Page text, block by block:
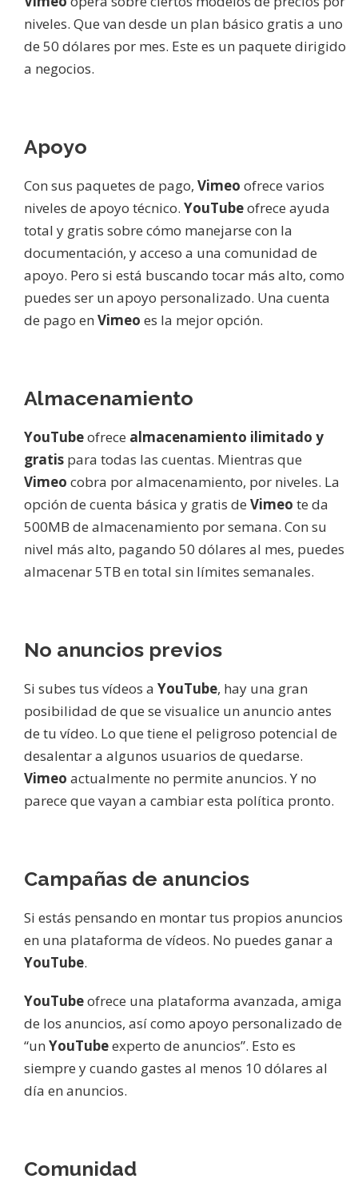
niveles. Que van desde un plan básico gratis a uno
de 50 dólares por mes. Este es un paquete dirigido
a negocios.
Apoyo
Con sus paquetes de pago, Vimeo ofrece varios
niveles de apoyo técnico. YouTubeofrece ayuda
total y gratis sobre cómo manejarse con la
documentación, y acceso a una comunidad de
apoyo. Pero si está buscando tocar más alto, como
puedes ser un apoyo personalizado. Una cuenta
de pago en Vimeo es la mejor opción.
Almacenamiento
YouTubeofrece almacenamiento ilimitado y
gratis para todas las cuentas. Mientras que
Vimeo cobra por almacenamiento, por niveles. La
opción de cuenta básica y gratis de Vimeo te da
500MB de almacenamiento por semana. Con su
nivel más alto, pagando 50 dólares al mes, puedes
almacenar 5TB en total sin límites semanales.
No anuncios previos
Si subes tus vídeos a YouTube, hay una gran
posibilidad de que se visualice un anuncio antes
de tu vídeo. Lo que tiene el peligroso potencial de
desalentar a algunos usuarios de quedarse.
Vimeo actualmente no permite anuncios. Y no
parece que vayan a cambiar esta política pronto.
Campañas de anuncios
Si estás pensando en montar tus propios anuncios
en una plataforma de vídeos. No puedes ganar a
YouTube.
YouTubeofrece una plataforma avanzada, amiga
de los anuncios, así como apoyo personalizado de
“un YouTubeexperto de anuncios”. Esto es
siempre y cuando gastes al menos 10 dólares al
día en anuncios.
Comunidad